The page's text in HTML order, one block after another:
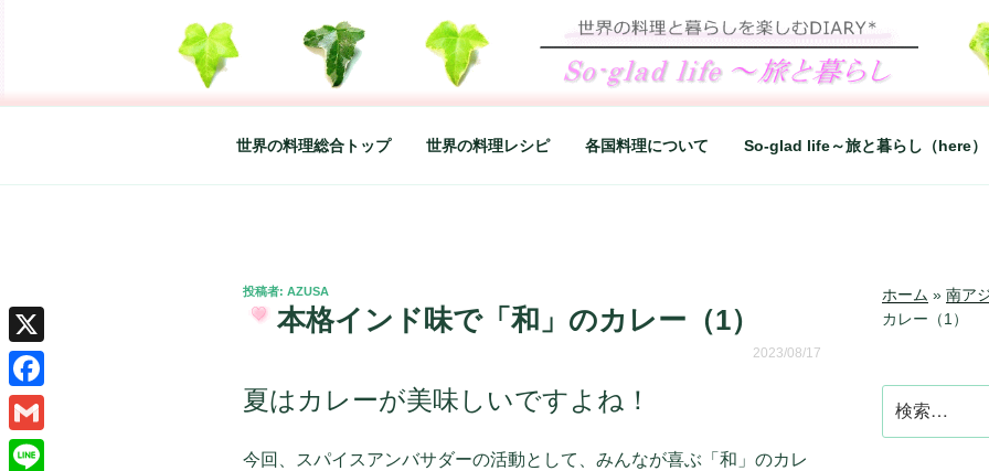
SO-GLAD LIFE～旅と暮らし
世界の料理のエッセイやレシピ、シンプルライフ、楽しい暮らしなどを綴る、世界248か国を
世界の料理総合トップ 世界の料理レシピ 各国料理について So-glad life～旅と暮らし（here）
投
稿
日:
投稿者: AZUSA
本格インド味で「和」のカレー（1）
2023/08/17
夏はカレーが美味しいですよね！
今回、スパイスアンバサダーの活動として、みんなが喜ぶ「和」のカレ
ホーム » 南ア
カレー（1）
索:
X
Facebook
Gmail